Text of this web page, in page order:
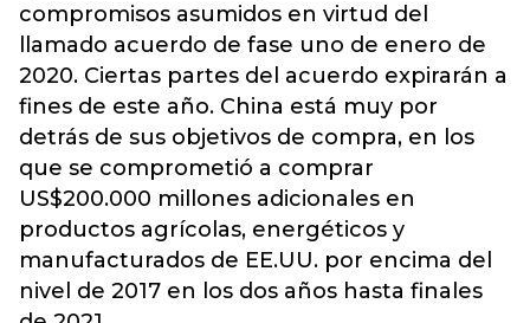
compromisos asumidos en virtud del
llamado acuerdo de fase uno de enero de
2020. Ciertas partes del acuerdo expirarán a
fines de este año. China está muy por
detrás de sus objetivos de compra, en los
que se comprometió a comprar
US$200.000 millones adicionales en
productos agrícolas, energéticos y
manufacturados de EE.UU. por encima del
nivel de 2017 en los dos años hasta finales